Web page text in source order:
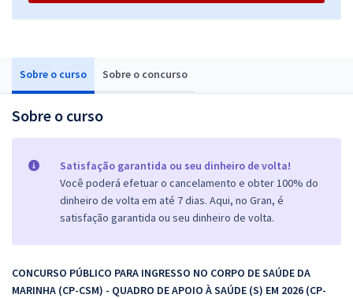
Sobre o curso Sobre o concurso
Sobre o curso
Satisfação garantida ou seu dinheiro de volta!
Você poderá efetuar o cancelamento e obter 100% do
dinheiro de volta em até 7 dias. Aqui, no Gran, é
satisfação garantida ou seu dinheiro de volta.
CONCURSO PÚBLICO PARA INGRESSO NO CORPO DE SAÚDE DA
MARINHA (CP-CSM) - QUADRO DE APOIO À SAÚDE (S) EM 2026 (CP-